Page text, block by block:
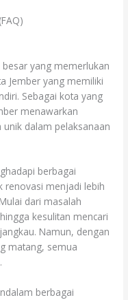
yang memerlukan
Jember yang memiliki
Sebagai kota yang
menawarkan
dalam pelaksanaan
berbagai
renovasi menjadi lebih
dari masalah
kesulitan mencari
Namun, dengan
matang, semua
berbagai